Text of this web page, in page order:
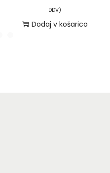
DDV)
Dodaj v košarico